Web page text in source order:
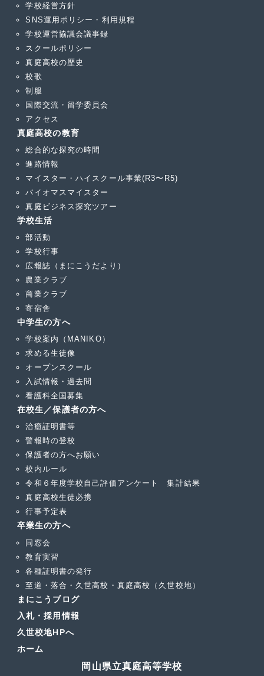
学校経営方針
SNS運用ポリシー・利用規程
学校運営協議会議事録
スクールポリシー
真庭高校の歴史
校歌
制服
国際交流・留学委員会
アクセス
真庭高校の教育
総合的な探究の時間
進路情報
マイスター・ハイスクール事業(R3〜R5)
バイオマスマイスター
真庭ビジネス探究ツアー
学校生活
部活動
学校行事
広報誌（まにこうだより）
農業クラブ
商業クラブ
寄宿舎
中学生の方へ
学校案内（MANIKO）
求める生徒像
オープンスクール
入試情報・過去問
看護科全国募集
在校生／保護者の方へ
治癒証明書等
警報時の登校
保護者の方へお願い
校内ルール
令和６年度学校自己評価アンケート 集計結果
真庭高校生徒必携
行事予定表
卒業生の方へ
同窓会
教育実習
各種証明書の発行
至道・落合・久世高校・真庭高校（久世校地）
まにこうブログ
入札・採用情報
久世校地HPへ
ホーム
岡山県立真庭高等学校